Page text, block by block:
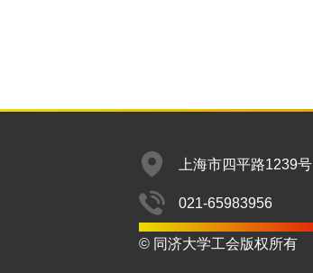
上海市四平路1239号
021-65983956
© 同济大学工会版权所有